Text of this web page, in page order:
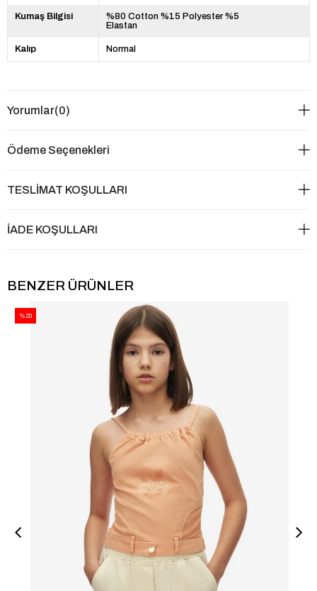
Kumaş Bilgisi
%80 Cotton %15 Polyester %5
Elastan
Kalıp Normal
Yorumlar(0)
Ödeme Seçenekleri
TESLİMAT KOŞULLARI
İADE KOŞULLARI
BENZER ÜRÜNLER
%20